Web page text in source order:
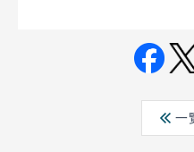
ebo ter
一